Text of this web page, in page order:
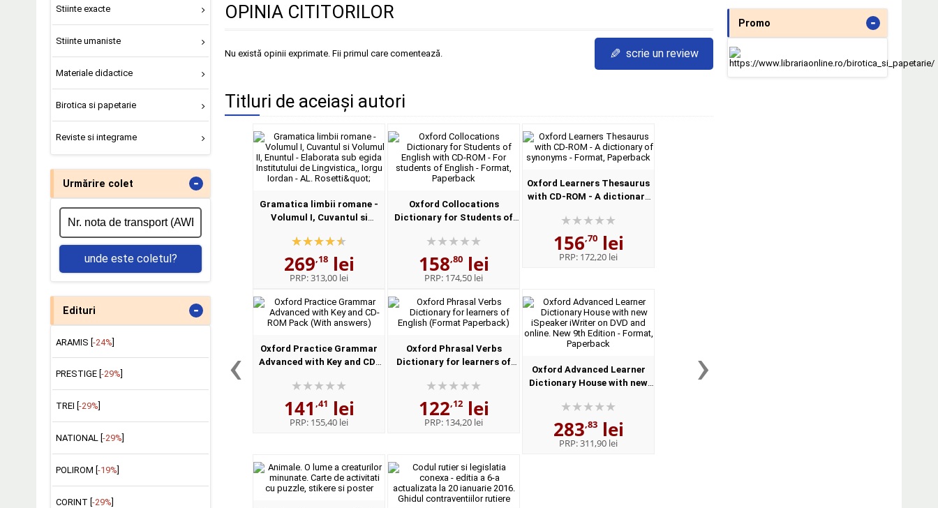
Stiinte exacte
Stiinte umaniste
Materiale didactice
Birotica si papetarie
Reviste si integrame
Urmărire colet -
unde este coletul?
Edituri -
ARAMIS [-24%]
PRESTIGE [ -29%
TREI [ -29%
NATIONAL [ -29%
POLIROM [ -19%
CORINT [ -29%
OPINIA CITITORILOR
Nu există opinii exprimate. Fii primul care comentează. ✎ scrie un review
Titluri de aceiași autori
‹
Gramatica limbii romane -
Volumul I, Cuvantul si
Elaborata sub egida
Institutului de Lingvistica,,...
269,18lei
PRP:313,00 lei
Oxford Collocations
Dictionary for Students of
students of English - Format,
Paperback
158,80lei
PRP: 174,50 lei
Oxford Learners Thesaurus
with CD-ROM - A dictionary
Paperback
156,70lei
PRP: 172,20 lei
Oxford Practice Grammar
Advanced with Key and CD-
141 ,41 lei
PRP: 155,40 lei
Oxford Phrasal Verbs
Dictionary for learners of
122,12lei
PRP: 134,20 lei
Oxford Advanced Learner
Dictionary House with new
online. New 9th Edition -
Format, Paperbac...
283,83lei
PRP:311,90 lei
›
Promo -